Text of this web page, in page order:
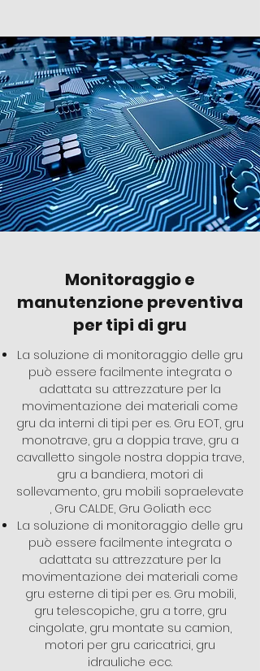
Monitoraggio e
manutenzione preventiva
per tipi di gru
La soluzione di monitoraggio delle gru
può essere facilmente integrata o
adattata su attrezzature per la
movimentazione dei materiali come
gru da interni di tipi per es. Gru EOT, gru
monotrave, gru a doppia trave, gru a
cavalletto singole nostra doppia trave,
gru a bandiera, motori di
sollevamento, gru mobili sopraelevate
, Gru CALDE, Gru Goliath ecc
La soluzione di monitoraggio delle gru
può essere facilmente integrata o
adattata su attrezzature per la
movimentazione dei materiali come
gru esterne di tipi per es. Gru mobili,
gru telescopiche, gru a torre, gru
cingolate, gru montate su camion,
motori per gru caricatrici, gru
idrauliche ecc.